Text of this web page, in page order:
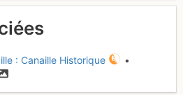
: Canaille Historique
•